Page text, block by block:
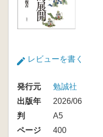
レビューを書く
発行元
勉誠社
出版年
2026/06
判
A5
ページ
400